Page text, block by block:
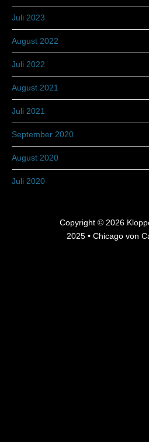
Juli 2023
August 2022
Juli 2022
August 2021
Juli 2021
September 2020
August 2020
Juli 2020
Copyright © 2026
2025• Chicago von